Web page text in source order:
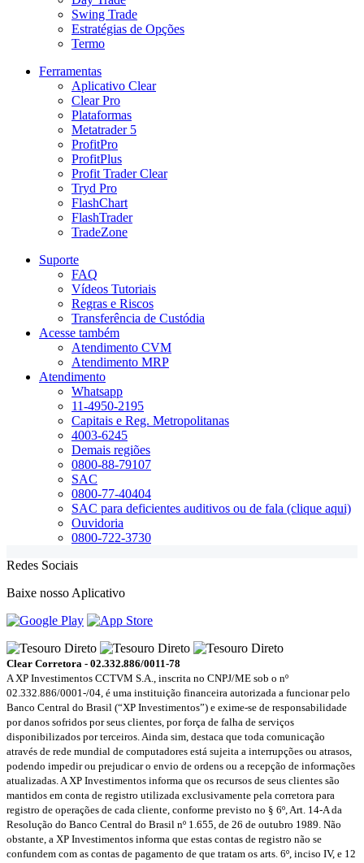
Swing Trade
Estratégias de Opções
Termo
Ferramentas
Aplicativo Clear
Clear Pro
Plataformas
Metatrader 5
ProfitPro
ProfitPlus
Profit Trader Clear
Tryd Pro
FlashChart
FlashTrader
TradeZone
Suporte
FAQ
Vídeos Tutoriais
Regras e Riscos
Transferência de Custódia
Acesse também
Atendimento CVM
Atendimento MRP
Atendimento
Whatsapp
11-4950-2195
Capitais e Reg. Metropolitanas
4003-6245
Demais regiões
0800-88-79107
SAC
0800-77-40404
SAC para deficientes auditivos ou de fala (clique aqui)
Ouvidoria
0800-722-3730
Redes Sociais
Baixe nosso Aplicativo
Clear Corretora - 02.332.886/0011-78
A XP Investimentos CCTVM S.A., inscrita no CNPJ/ME sob o nº
02.332.886/0001-/­04, é uma instituição financeira autorizada a funcionar pelo
Banco Central do Brasil (“XP Investimentos”) e exime-se de responsabilidade
por danos sofridos por seus clientes, por força de falha de serviços
disponibilizados por terceiros. Ainda sim, destaca que toda comunicação
através de rede mundial de computadores está sujeita a interrupções ou atrasos,
podendo impedir ou prejudicar o envio de ordens ou a recepção de informações
atualizadas. A XP Investimentos informa que os recursos de seus clientes são
mantidos em conta de registro utilizada exclusivamente pela corretora para
registro de operações de cada cliente, conforme previsto no § 6º, Art. 14-A da
Resolução do Banco Central do Brasil nº 1.655, de 26 de outubro 1989. Não
obstante, a XP Investimentos informa que estas contas de registro não se
confundem com as contas de pagamento de que tratam os arts. 6º, inciso IV, e 12